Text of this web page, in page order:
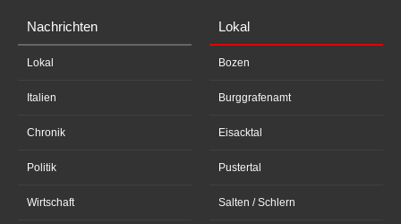
Nachrichten
Lokal
Italien
Chronik
Politik
Wirtschaft
Lokal
Bozen
Burggrafenamt
Eisacktal
Pustertal
Salten / Schlern